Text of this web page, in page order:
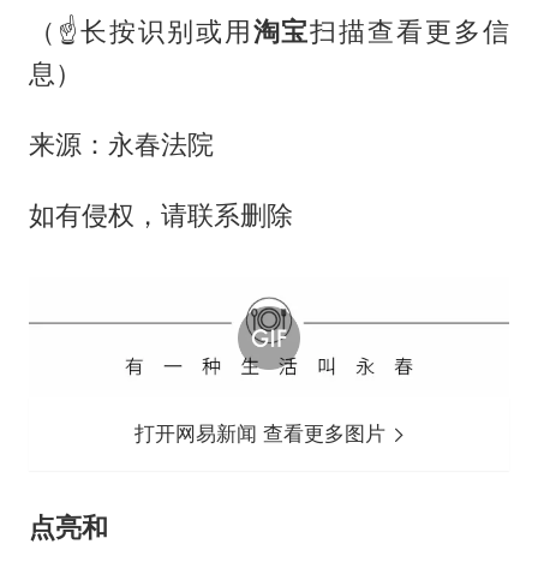
（☝长按识别或用淘宝扫描查看更多信
息）
来源：永春法院
如有侵权，请联系删除
打开网易新闻 查看更多图片
点亮和